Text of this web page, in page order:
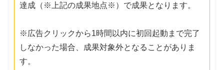
達成（※上記の成果地点※）で成果となります。
※広告クリックから1時間以内に初回起動まで完了
しなかった場合、成果対象外となることがありま
す。